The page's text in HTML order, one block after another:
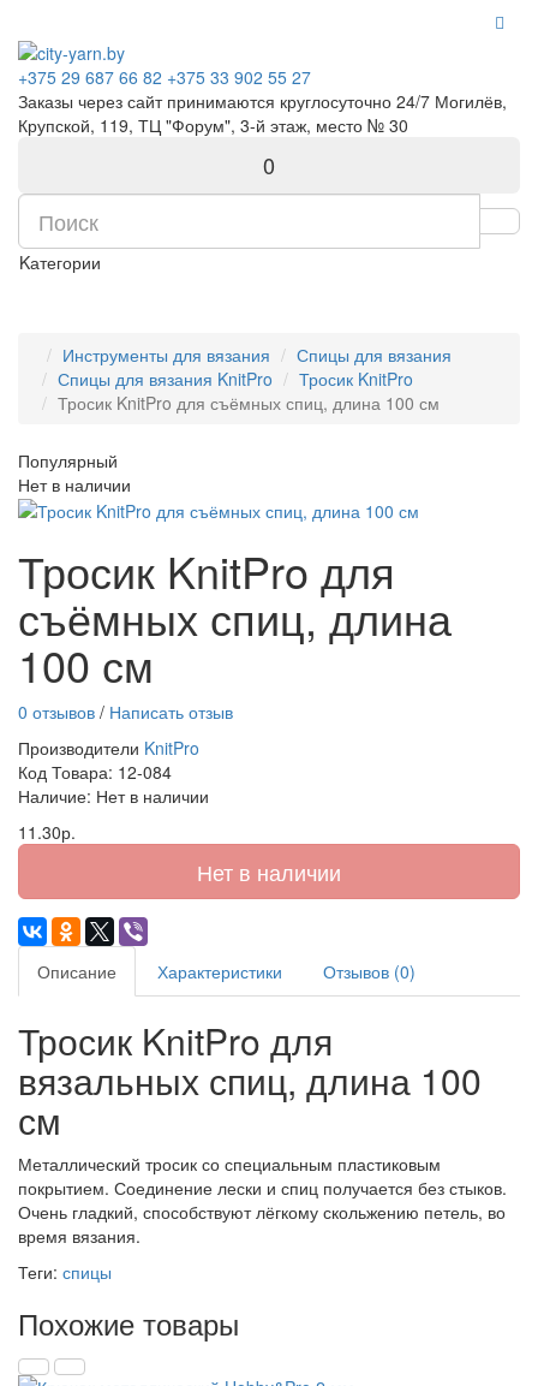
+375 29 687 66 82 +375 33 902 55 27
Заказы через сайт принимаются круглосуточно 24/7 Могилёв,
Крупской, 119, ТЦ "Форум", 3-й этаж, место № 30
0
Kатегории
Инструменты для вязания
Спицы для вязания
Спицы для вязания KnitPro
Тросик KnitPro
Тросик KnitPro для съёмных спиц, длина 100 см
Популярный
Нет в наличии
Тросик KnitPro для
съёмных спиц, длина
100 см
0 отзывов / Написать отзыв
Производители KnitPro
Код Товара: 12-084
Наличие: Нет в наличии
11.30р.
Нет в наличии
Описание Характеристики Отзывов (0)
Тросик KnitPro для
вязальных спиц, длина 100
см
Металлический тросик со специальным пластиковым
покрытием. Соединение лески и спиц получается без стыков.
Очень гладкий, способствуют лёгкому скольжению петель, во
время вязания.
Теги: спицы
Похожие товары